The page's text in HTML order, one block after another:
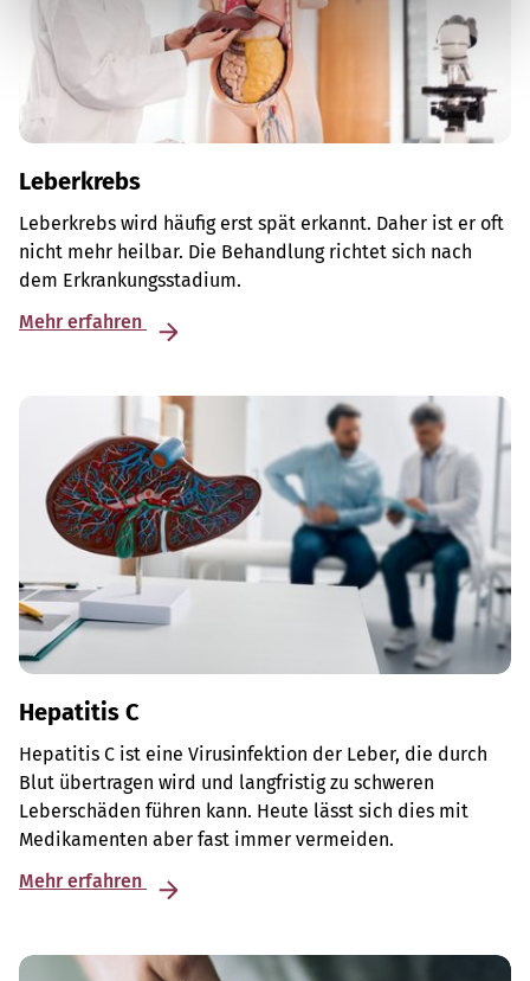
Leberkrebs
Leberkrebs wird häufig erst spät erkannt. Daher ist er oft
nicht mehr heilbar. Die Behandlung richtet sich nach
dem Erkrankungsstadium.
Mehr erfahren
Hepatitis C
Hepatitis C ist eine Virusinfektion der Leber, die durch
Blut übertragen wird und langfristig zu schweren
Leberschäden führen kann. Heute lässt sich dies mit
Medikamenten aber fast immer vermeiden.
Mehr erfahren